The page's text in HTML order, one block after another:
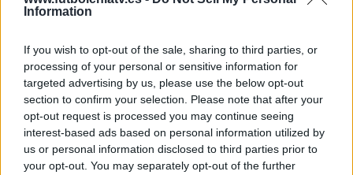
Information
If you wish to opt-out of the sale, sharing to third parties, or
processing of your personal or sensitive information for
targeted advertising by us, please use the below opt-out
section to confirm your selection. Please note that after your
opt-out request is processed you may continue seeing
interest-based ads based on personal information utilized by
us or personal information disclosed to third parties prior to
your opt-out. You may separately opt-out of the further
FIFA+
Ver ranking completo
TOTAL
4
CANALES TV
DÍAS
446
SIN PARTIDO
PARTIDOS
1
CONSECUTIVOS